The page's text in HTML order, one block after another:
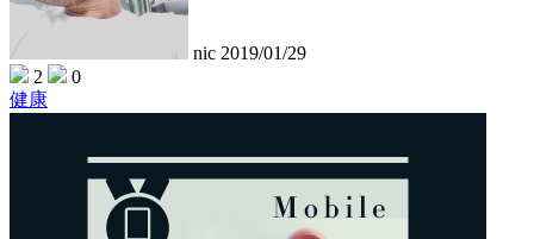
nic 2019/01/29
2
0
健康